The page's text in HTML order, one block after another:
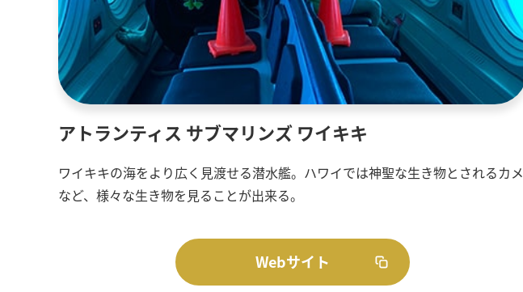
アトランティス サブマリンズ ワイキキ
ワイキキの海をより広く見渡せる潜水艦。ハワイでは神聖な生き物とされるカメ
など、様々な生き物を見ることが出来る。
Webサイト